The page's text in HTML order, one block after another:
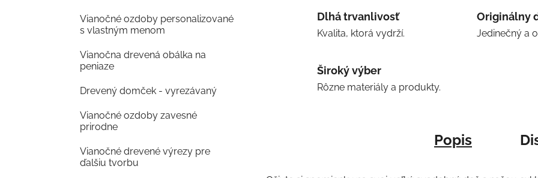
Vianočné ozdoby personalizované
s vlastným menom
Vianočna drevená obálka na
peniaze
Drevený domček - vyrezávaný
Vianočné ozdoby zavesné
prirodne
Vianočné drevené výrezy pre
ďalšiu tvorbu
Dlhá trvanlivosť
Kvalita, ktorá vydrží.
Originálny
Jedinečný a
Široký výber
Rôzne materiály a produkty.
Popis